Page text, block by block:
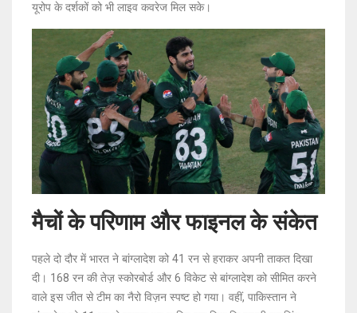
यूरोप के दर्शकों को भी लाइव कवरेज मिल सके।
मैचों के परिणाम और फाइनल के संकेत
पहले दो दौर में भारत ने बांग्लादेश को 41 रन से हराकर अपनी ताकत दिखा
दी। 168 रन की तेज़ स्कोरबोर्ड और 6 विकेट से बांग्लादेश को सीमित करने
वाले इस जीत से टीम का नैरो विज़न स्पष्ट हो गया। वहीं, पाकिस्तान ने